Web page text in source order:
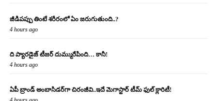
జీడిపప్పు తింటే శరీరంలో ఏం జరుగుతుంది..?
4 hours ago
ది ప్యారడైజ్ టీజర్ దుమ్మురేపింది… కానీ!
4 hours ago
ఏపీ బ్రాండ్ అంబాసిడర్‌గా చిరంజీవి..ఇదే మెగాస్టార్ టీమ్ ఫుల్ క్లారిటీ!